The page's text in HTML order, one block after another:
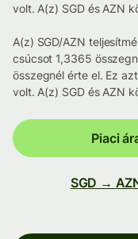
volt. A(z) SGD és AZN
A(z) SGD/AZN
csúcsot 1,3365
összegnél érte el. Ez
volt. A(z) SGD és AZN
Piaci
SGD →